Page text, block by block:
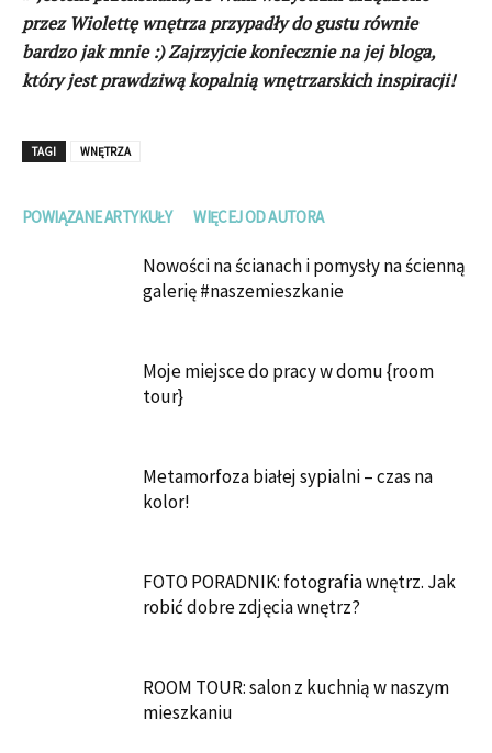
przez Wiolettę wnętrza przypadły do gustu równie
bardzo jak mnie :) Zajrzyjcie koniecznie na jej bloga,
który jest prawdziwą kopalnią wnętrzarskich inspiracji!
TAGI WNĘTRZA
POWIĄZANE ARTYKUŁY WIĘCEJ OD AUTORA
Nowości na ścianach i pomysły na ścienną
galerię #naszemieszkanie
Moje miejsce do pracy w domu {room
tour}
Metamorfoza białej sypialni – czas na
kolor!
FOTO PORADNIK: fotografia wnętrz. Jak
robić dobre zdjęcia wnętrz?
ROOM TOUR: salon z kuchnią w naszym
mieszkaniu